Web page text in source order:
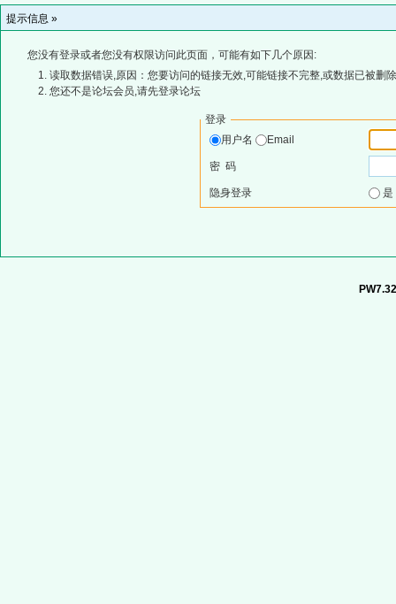
提示信息 »
您没有登录或者您没有权限访问此页面，可能有如下几个原因:
读取数据错误,原因：您要访问的链接无效,可能链接不完整,或数据已被删
您还不是论坛会员,请先登录论坛
登录
用户名
Email
密 码
隐身登录